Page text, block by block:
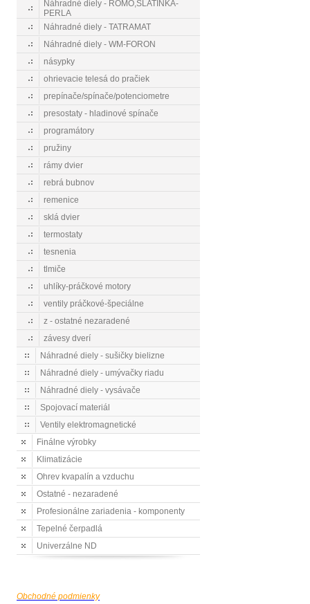
Náhradné diely - ROMO,SLATINKA-
PERLA
Náhradné diely - TATRAMAT
Náhradné diely - WM-FORON
násypky
ohrievacie telesá do pračiek
prepínače/spínače/potenciometre
presostaty - hladinové spínače
programátory
pružiny
rámy dvier
rebrá bubnov
remenice
sklá dvier
termostaty
tesnenia
tlmiče
uhlíky-práčkové motory
ventily práčkové-špeciálne
z - ostatné nezaradené
závesy dverí
Náhradné diely - sušičky bielizne
Náhradné diely - umývačky riadu
Náhradné diely - vysávače
Spojovací materiál
Ventily elektromagnetické
Finálne výrobky
Klimatizácie
Ohrev kvapalín a vzduchu
Ostatné - nezaradené
Profesionálne zariadenia - komponenty
Tepelné čerpadlá
Univerzálne ND
Obchodné podmienky